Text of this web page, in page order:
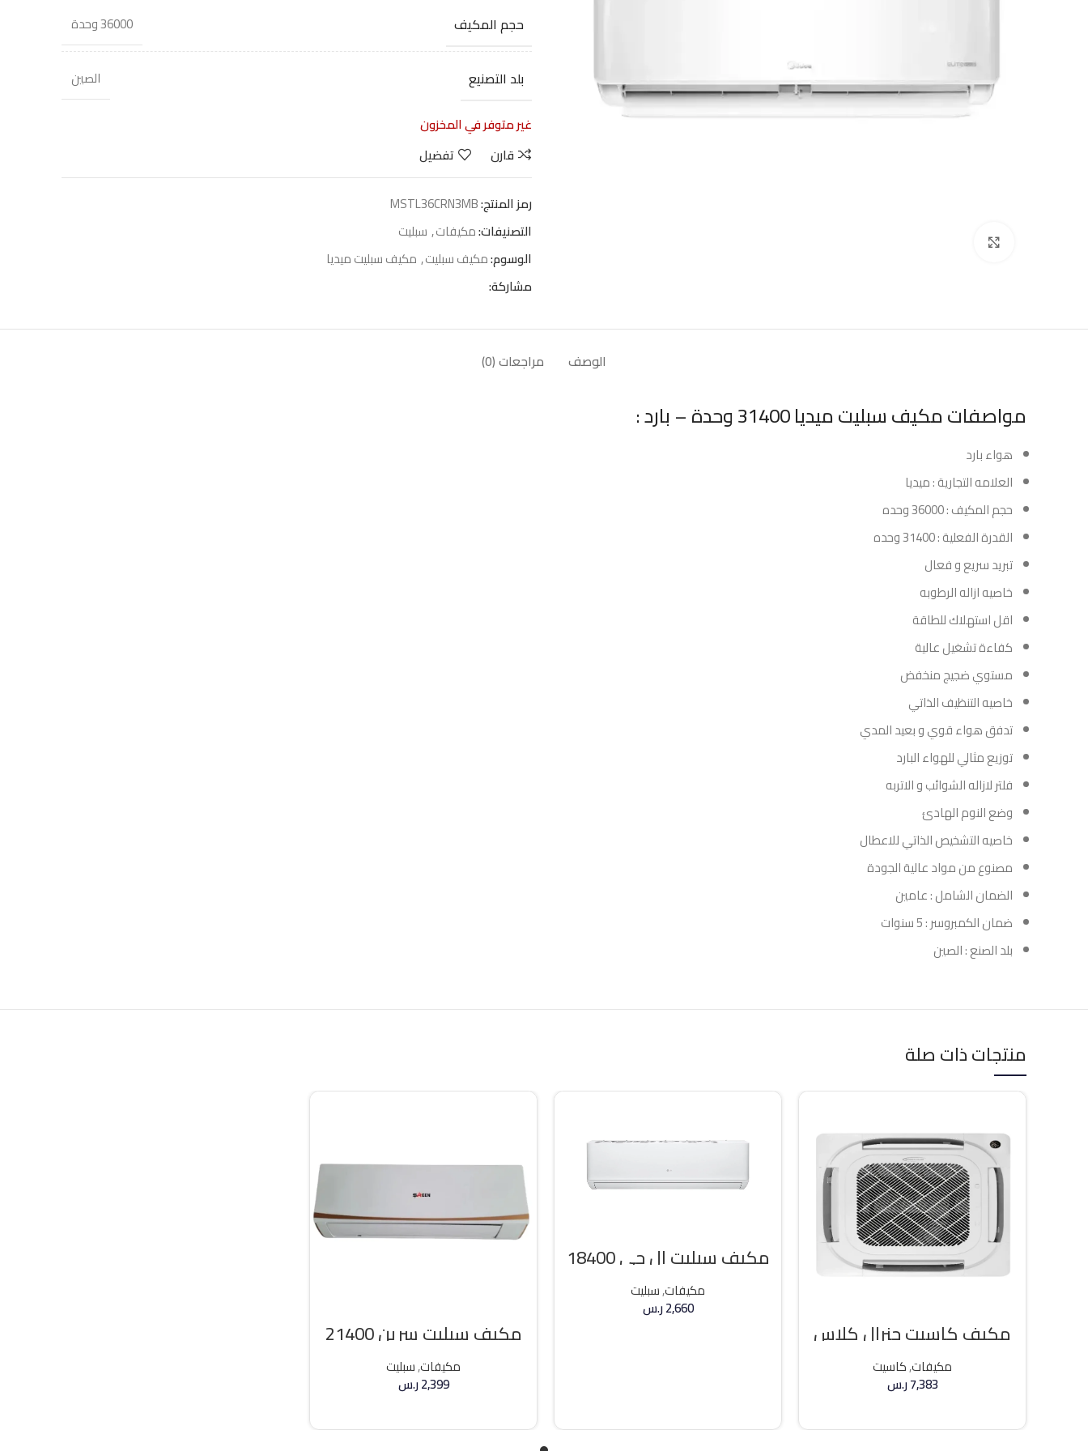
حجم المكيف 36000 وحدة
بلد التصنيع
الصين
غير متوفر في المخزون
قارن
تفضيل
رمز المنتج:MSTL36CRN3MB
التصنيفات:مكيفات, سبليت
الوسوم:مكيف سبليت, مكيف سبليت ميديا
مشاركة:
الوصف مراجعات (0)
مواصفات مكيف سبليت ميديا 31400 وحدة – بارد :
هواء بارد
العلامه التجارية : ميديا
حجم المكيف : 36000 وحده
القدرة الفعلية : 31400 وحده
تبريد سريع و فعال
خاصيه ازاله الرطوبه
اقل استهلاك للطاقة
كفاءة تشغيل عالية
مستوي ضجيج منخفض
خاصيه التنظيف الذاتي
تدفق هواء قوي و بعيد المدي
توزيع مثالي للهواء البارد
فلتر لازاله الشوائب و الاتربه
وضع النوم الهادئ
خاصيه التشخيص الذاتي للاعطال
مصنوع من مواد عالية الجودة
الضمان الشامل : عامين
ضمان الكمبروسر : 5 سنوات
بلد الصنع : الصين
منتجات ذات صلة
مكيف كاسيت جنرال كلاس
36000 وحده حار / بارد
مكيفات,كاسيت
7,383ر.س
مكيف سبليت ال جي 18400 وحده بارد
مكيفات,سبليت
2,660ر.س
مكيف سبليت سرين 21400 وحده بارد
مكيفات,سبليت
2,399ر.س